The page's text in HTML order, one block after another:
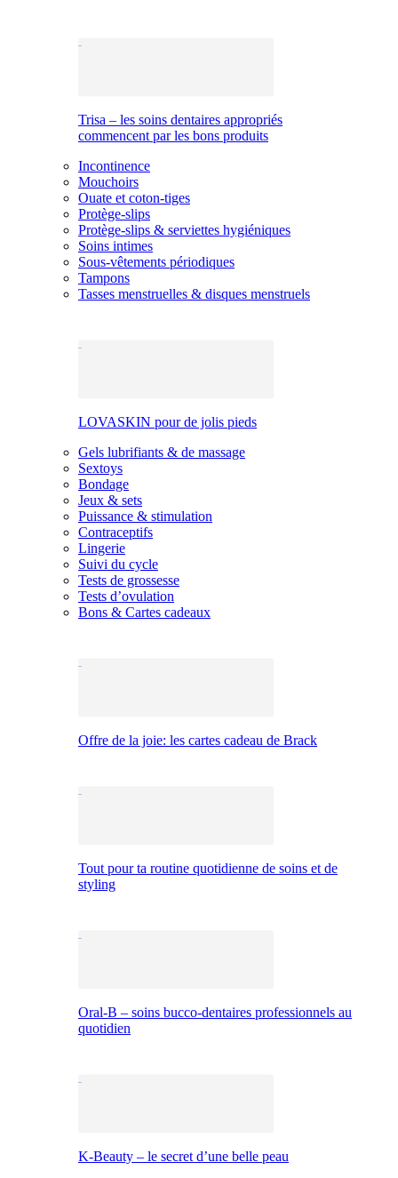
Trisa – les soins dentaires appropriés
commencent par les bons produits
Incontinence
Mouchoirs
Ouate et coton-tiges
Protège-slips
Protège-slips & serviettes hygiéniques
Soins intimes
Sous-vêtements périodiques
Tampons
Tasses menstruelles & disques menstruels
LOVASKIN pour de jolis pieds
Gels lubrifiants & de massage
Sextoys
Bondage
Jeux & sets
Puissance & stimulation
Contraceptifs
Lingerie
Suivi du cycle
Tests de grossesse
Tests d’ovulation
Bons & Cartes cadeaux
Offre de la joie: les cartes cadeau de Brack
Tout pour ta routine quotidienne de soins et de
styling
Oral-B – soins bucco-dentaires professionnels au
quotidien
K-Beauty – le secret d’une belle peau